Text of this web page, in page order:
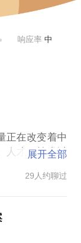
响应率 中
正在改变着中
人才、技术以
容，有她独
个医疗专科
展开全部
29人约聊过